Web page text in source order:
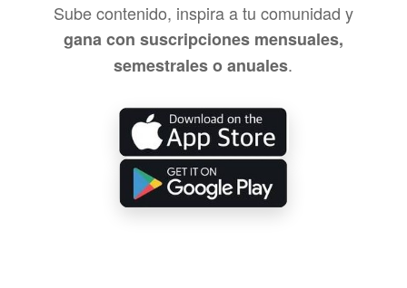
Sube contenido, inspira a tu comunidad y
gana con suscripciones mensuales,
semestrales o anuales.